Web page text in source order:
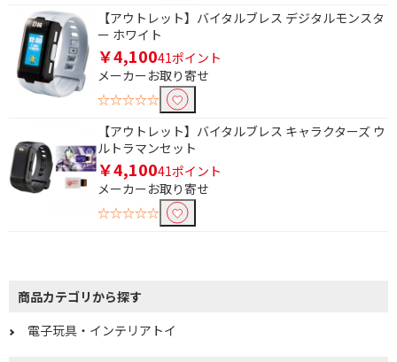
【アウトレット】バイタルブレス デジタルモンスタ
ー ホワイト
￥4,10041ポイント
メーカーお取り寄せ
☆☆☆☆☆
【アウトレット】バイタルブレス キャラクターズ ウ
ルトラマンセット
￥4,10041ポイント
メーカーお取り寄せ
☆☆☆☆☆
商品カテゴリから探す
電子玩具・インテリアトイ
除外する
除外する にチェックを入れると、指定したワード
を除外して検索します。
価格で絞り込む